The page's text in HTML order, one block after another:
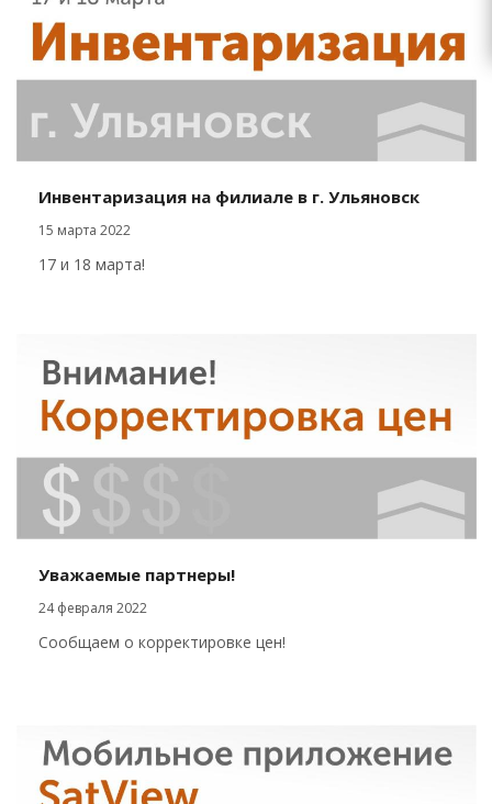
Инвентаризация на филиале в г. Ульяновск
15 марта 2022
17 и 18 марта!
Уважаемые партнеры!
24 февраля 2022
Сообщаем о корректировке цен!